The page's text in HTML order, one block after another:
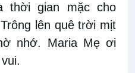
thời gian mặc cho
lên quê trời mịt
nhớ. Maria Mẹ ơi